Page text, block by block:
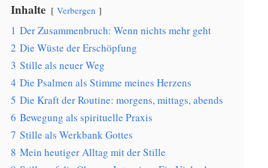
Inhalte Verbergen
1 Der Zusammenbruch: Wenn nichts mehr geht
2 Die Wüste der Erschöpfung
3 Stille als neuer Weg
4 Die Psalmen als Stimme meines Herzens
5 Die Kraft der Routine: morgens, mittags, abends
6 Bewegung als spirituelle Praxis
7 Stille als Werkbank Gottes
8 Mein heutiger Alltag mit der Stille